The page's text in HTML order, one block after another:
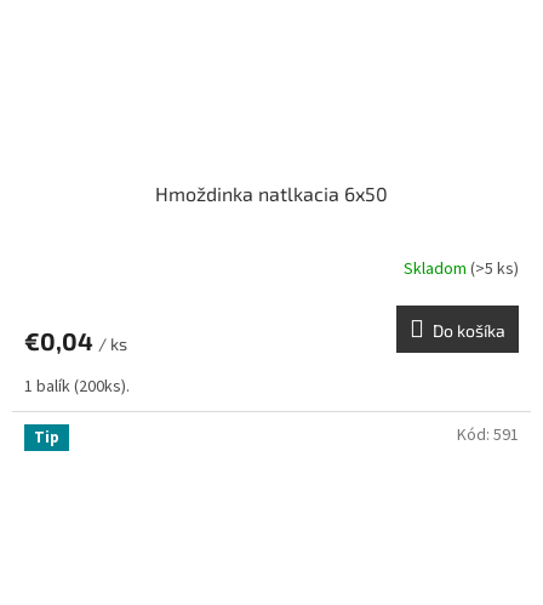
Hmoždinka natlkacia 6x50
Skladom (>5 ks)
€0,04 / ks
Do košíka
1 balík (200ks).
Tip Kód: 591